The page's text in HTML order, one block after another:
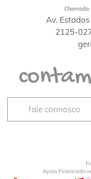
Chamada
Av.
2125-
fale connosco
Apoio Financiado